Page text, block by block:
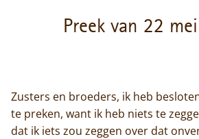
Preek van 22
Zusters en broeders, ik heb
te preken, want ik heb niets te
dat ik iets zou zeggen over dat